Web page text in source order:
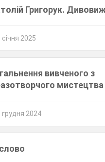
Григорук.
січня 2025
вивченого з
мистецтва
грудня 2024